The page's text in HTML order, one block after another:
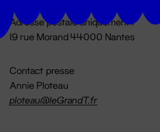
Adresse postale uniquement :
19 rue Morand 44000 Nantes
Contact presse
Annie Ploteau
ploteau@leGrandT.fr